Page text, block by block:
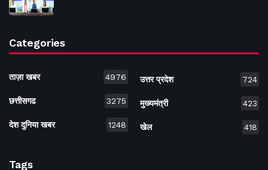
Categories
ताज़ा खबर 4976
छत्तीसगढ 3275
देश दुनिया खबर 1248
उत्तर प्रदेश 724
मुख्यमंत्री 423
खेल 418
Tags